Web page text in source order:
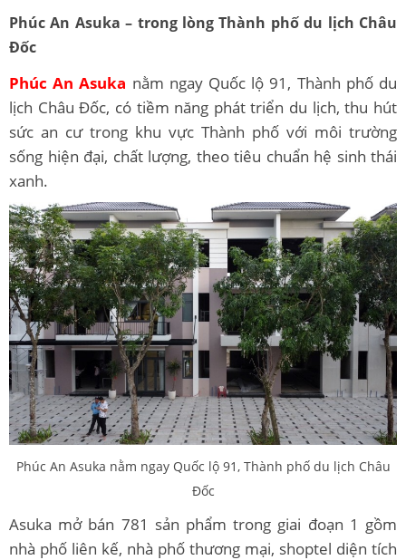
Phúc An Asuka – trong lòng Thành phố du lịch Châu
Đốc
Phúc An Asuka nằm ngay Quốc lộ 91, Thành phố du
lịch Châu Đốc, có tiềm năng phát triển du lịch, thu hút
sức an cư trong khu vực Thành phố với môi trường
sống hiện đại, chất lượng, theo tiêu chuẩn hệ sinh thái
xanh.
Phúc An Asuka nằm ngay Quốc lộ 91, Thành phố du lịch Châu
Đốc
Asuka mở bán 781 sản phẩm trong giai đoạn 1 gồm
nhà phố liên kế, nhà phố thương mại, shoptel diện tích